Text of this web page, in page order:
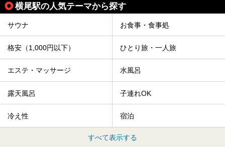
横尾駅の人気テーマから探す
サウナ お食事・食事処
格安（1,000円以下） ひとり旅・一人旅
エステ・マッサージ 水風呂
露天風呂 子連れOK
冷え性 宿泊
すべて表示する